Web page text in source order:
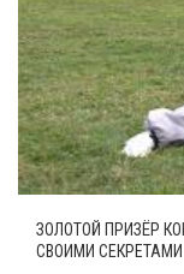
ЗОЛОТОЙ ПРИЗЁР
СВОИМИ СЕКРЕТАМИ